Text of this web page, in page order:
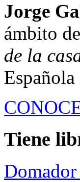
Jorge
ámbito
de la
Tiene